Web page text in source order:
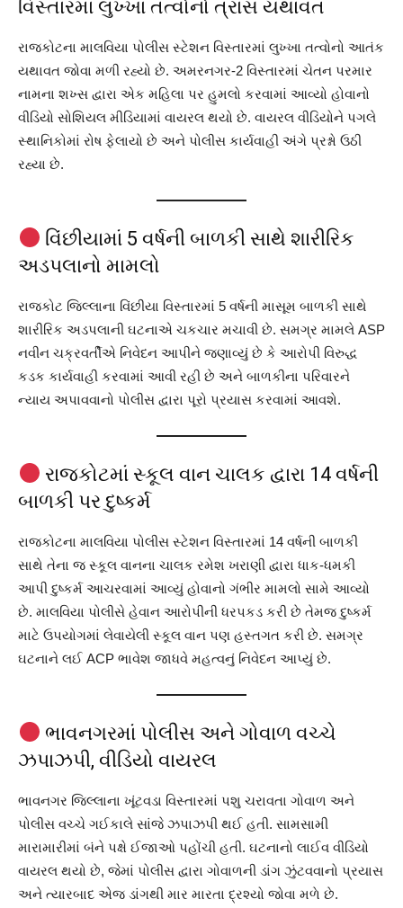
વિસ્તારમાં લુખ્ખા તત્વોનો ત્રાસ યથાવત
રાજકોટના માલવિયા પોલીસ સ્ટેશન વિસ્તારમાં લુખ્ખા તત્વોનો આતંક
યથાવત જોવા મળી રહ્યો છે. અમરનગર-2 વિસ્તારમાં ચેતન પરમાર
નામના શખ્સ દ્વારા એક મહિલા પર હુમલો કરવામાં આવ્યો હોવાનો
વીડિયો સોશિયલ મીડિયામાં વાયરલ થયો છે. વાયરલ વીડિયોને પગલે
સ્થાનિકોમાં રોષ ફેલાયો છે અને પોલીસ કાર્યવાહી અંગે પ્રશ્નો ઉઠી
રહ્યા છે.
વિંછીયામાં 5 વર્ષની બાળકી સાથે શારીરિક
અડપલાનો મામલો
રાજકોટ જિલ્લાના વિંછીયા વિસ્તારમાં 5 વર્ષની માસૂમ બાળકી સાથે
શારીરિક અડપલાની ઘટનાએ ચકચાર મચાવી છે. સમગ્ર મામલે ASP
નવીન ચક્રવર્તીએ નિવેદન આપીને જણાવ્યું છે કે આરોપી વિરુદ્ધ
કડક કાર્યવાહી કરવામાં આવી રહી છે અને બાળકીના પરિવારને
ન્યાય અપાવવાનો પોલીસ દ્વારા પૂરો પ્રયાસ કરવામાં આવશે.
રાજકોટમાં સ્કૂલ વાન ચાલક દ્વારા 14 વર્ષની
બાળકી પર દુષ્કર્મ
રાજકોટના માલવિયા પોલીસ સ્ટેશન વિસ્તારમાં 14 વર્ષની બાળકી
સાથે તેના જ સ્કૂલ વાનના ચાલક રમેશ ખરાણી દ્વારા ધાક-ધમકી
આપી દુષ્કર્મ આચરવામાં આવ્યું હોવાનો ગંભીર મામલો સામે આવ્યો
છે. માલવિયા પોલીસે હેવાન આરોપીની ધરપકડ કરી છે તેમજ દુષ્કર્મ
માટે ઉપયોગમાં લેવાયેલી સ્કૂલ વાન પણ હસ્તગત કરી છે. સમગ્ર
ઘટનાને લઈ ACP ભાવેશ જાધવે મહત્વનું નિવેદન આપ્યું છે.
ભાવનગરમાં પોલીસ અને ગોવાળ વચ્ચે
ઝપાઝપી, વીડિયો વાયરલ
ભાવનગર જિલ્લાના ખૂંટવડા વિસ્તારમાં પશુ ચરાવતા ગોવાળ અને
પોલીસ વચ્ચે ગઈકાલે સાંજે ઝપાઝપી થઈ હતી. સામસામી
મારામારીમાં બંને પક્ષે ઈજાઓ પહોંચી હતી. ઘટનાનો લાઈવ વીડિયો
વાયરલ થયો છે, જેમાં પોલીસ દ્વારા ગોવાળની ડાંગ ઝુંટવવાનો પ્રયાસ
અને ત્યારબાદ એજ ડાંગથી માર મારતા દ્રશ્યો જોવા મળે છે.